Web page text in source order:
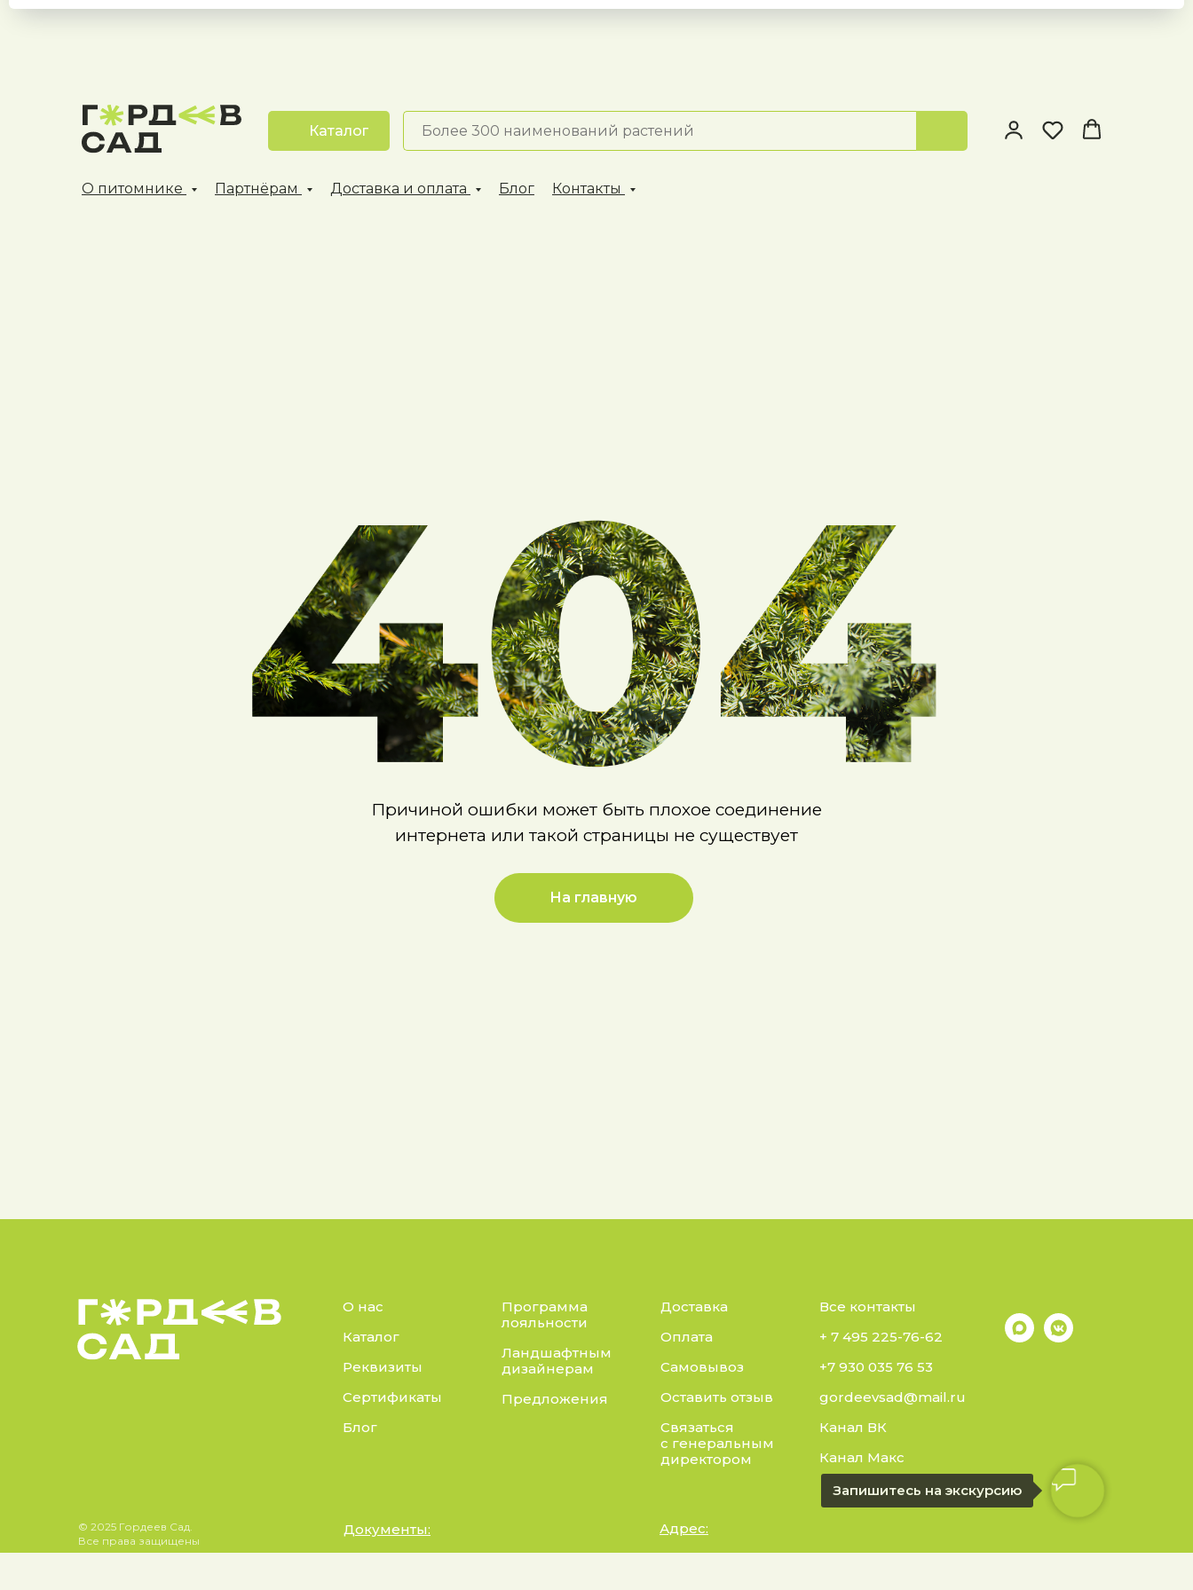
Запишитесь на экскурсию
Каталог
О питомнике Партнёрам Доставка и оплата Блог Контакты
Причиной ошибки может быть плохое соединение
интернета или такой страницы не существует
На главную
О нас
Каталог
Реквизиты
Сертификаты
Блог
Программа
лояльности
Ландшафтным
дизайнерам
Предложения
Доставка
Оплата
Самовывоз
Оставить отзыв
Связаться
с генеральным
директором
Все контакты
+ 7 495 225-76-62
+7 930 035 76 53
gordeevsad@mail.ru
Канал ВК
Канал Макс
© 2025 Гордеев Сад.
Все права защищены
Документы: Адрес: